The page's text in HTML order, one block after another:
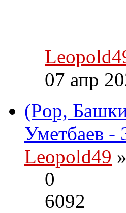
07 апр
(Pop,
Уметбаев -
Leopold49
0
6092